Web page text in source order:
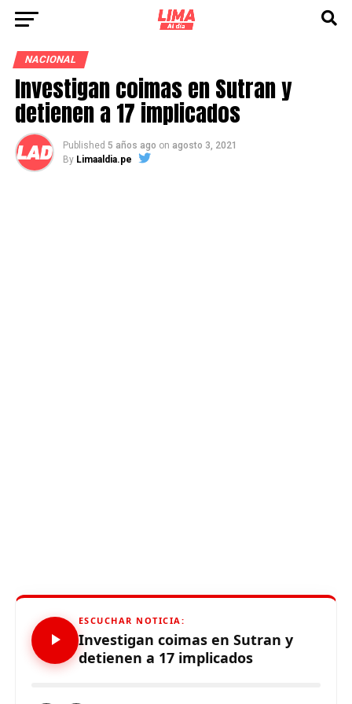
NACIONAL
Investigan coimas en Sutran y
detienen a 17 implicados
Published 5 años ago on agosto 3, 2021
By Limaaldia.pe
ESCUCHAR NOTICIA:
Investigan coimas en Sutran y
detienen a 17 implicados